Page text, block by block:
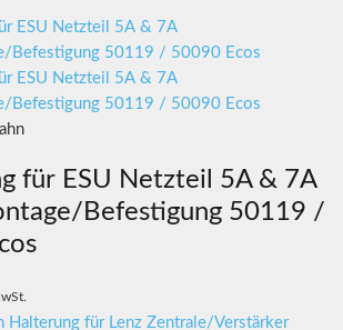
für ESU Netzteil 5A & 7A
Befestigung 50119 /